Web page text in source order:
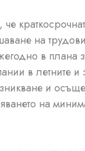
на
в плана
в летните и
и
на